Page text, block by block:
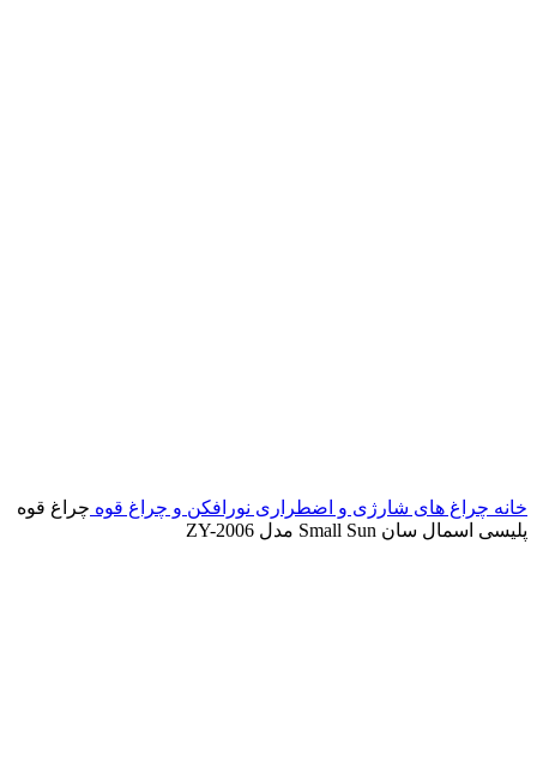
خانه چراغ های شارژی و اضطراری نورافکن و چراغ قوه چراغ قوه
پلیسی اسمال سان Small Sun مدل ZY-2006